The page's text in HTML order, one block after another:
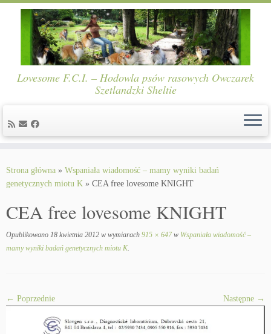
content
Lovesome F.C.I. – Hodowla psów rasowych Owczarek
Szetlandzki Sheltie
Strona główna » Wspaniała wiadomość – mamy wyniki badań
genetycznych miotu K » CEA free lovesome KNIGHT
CEA free lovesome KNIGHT
Opublikowano 18 kwietnia 2012 w wymiarach 915 × 647w Wspaniała wiadomość –
mamy wyniki badań genetycznych miotu K.
← Poprzednie Następne →